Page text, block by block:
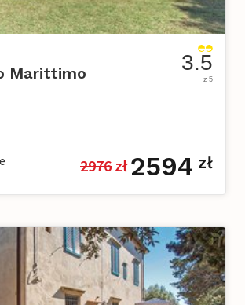
Marittimo
domowe
3.5
z 5
2976 zł 2594 zł